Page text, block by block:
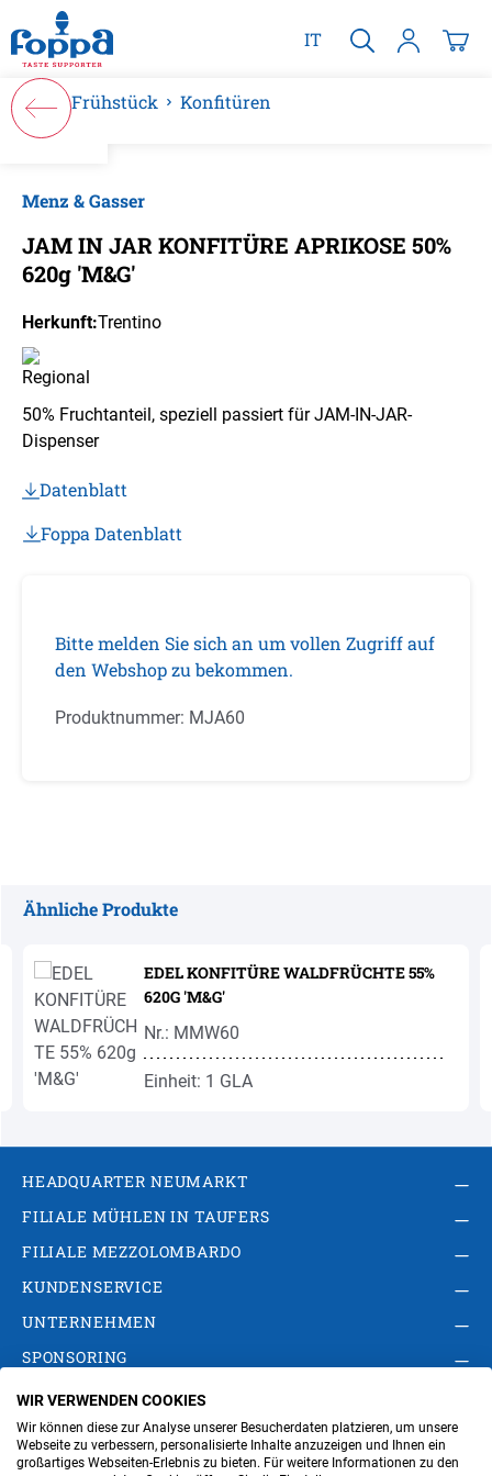
springen
IT
Frühstück Konfitüren
Menz & Gasser
JAM IN JAR KONFITÜRE APRIKOSE 50%
620g 'M&G'
Herkunft:Trentino
50% Fruchtanteil, speziell passiert für JAM-IN-JAR-
Dispenser
Datenblatt
Foppa Datenblatt
Bitte melden Sie sich an um vollen Zugriff auf
den Webshop zu bekommen.
Produktnummer: MJA60
Ähnliche Produkte
EDEL KONFITÜRE WALDFRÜCHTE 55%
620G 'M&G'
Nr.: MMW60
Einheit: 1 GLA
HEADQUARTER NEUMARKT
FILIALE MÜHLEN IN TAUFERS
FILIALE MEZZOLOMBARDO
KUNDENSERVICE
UNTERNEHMEN
SPONSORING
AGB Privacy Policy
Impressum
Cookie-Einstellungen ändern
Verwaltung
WIR VERWENDEN COOKIES
Wir können diese zur Analyse unserer Besucherdaten platzieren, um unsere
Webseite zu verbessern, personalisierte Inhalte anzuzeigen und Ihnen ein
großartiges Webseiten-Erlebnis zu bieten. Für weitere Informationen zu den